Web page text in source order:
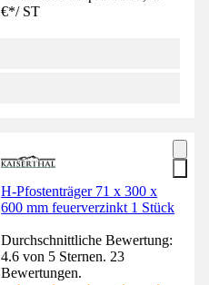
€*/ ST
H-Pfostenträger 71 x 300 x
600 mm feuerverzinkt 1 Stück
Durchschnittliche Bewertung:
4.6 von 5 Sternen. 23
Bewertungen.